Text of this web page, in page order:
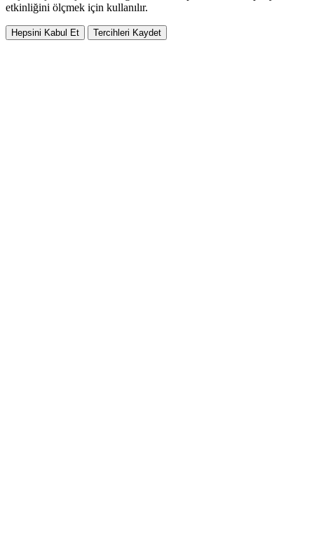
etkinliğini ölçmek için kullanılır.
Hepsini Kabul Et Tercihleri Kaydet